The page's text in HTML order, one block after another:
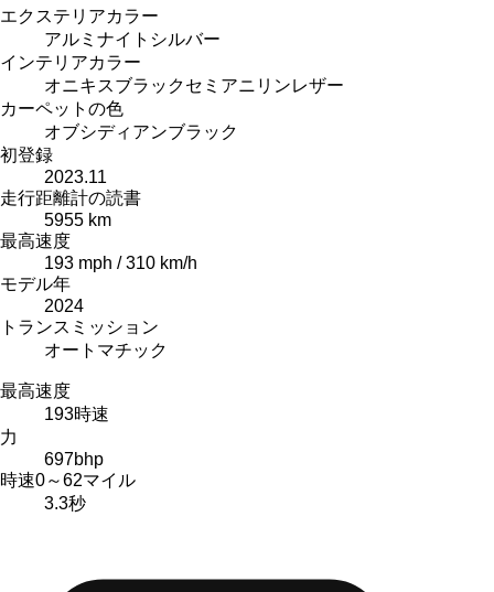
エクステリアカラー
アルミナイトシルバー
インテリアカラー
オニキスブラックセミアニリンレザー
カーペットの色
オブシディアンブラック
初登録
2023.11
走行距離計の読書
5955 km
最高速度
193 mph / 310 km/h
モデル年
2024
トランスミッション
オートマチック
最高速度
193時速
力
697bhp
時速0～62マイル
3.3秒